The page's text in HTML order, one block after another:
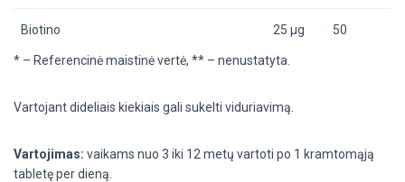
Biotino 25 µg 50
* – Referencinė maistinė vertė, ** – nenustatyta.
Vartojant dideliais kiekiais gali sukelti viduriavimą.
Vartojimas: vaikams nuo 3 iki 12 metų vartoti po 1 kramtomąją
tabletę per dieną.